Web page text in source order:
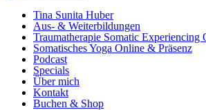
Tina Sunita Huber
Aus- & Weiterbildungen
Traumatherapie Somatic Experiencing
Somatisches Yoga Online & Präsenz
Podcast
Specials
Über mich
Kontakt
Buchen & Shop